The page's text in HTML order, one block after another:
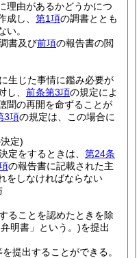
理由があるかどうかにつ
成し、 第1項の調書ととも
い。
書及び前項の報告書の閲
生じた事情に鑑み必要が
し、 前条第3項の規定によ
聞の再開を命ずることが
3項の規定は、この場合に
定)
定をするときは、 第24条
の報告書に記載された主
をしなければならない
ることを認めたときを除
明書」という。)を提出
提出することができる。